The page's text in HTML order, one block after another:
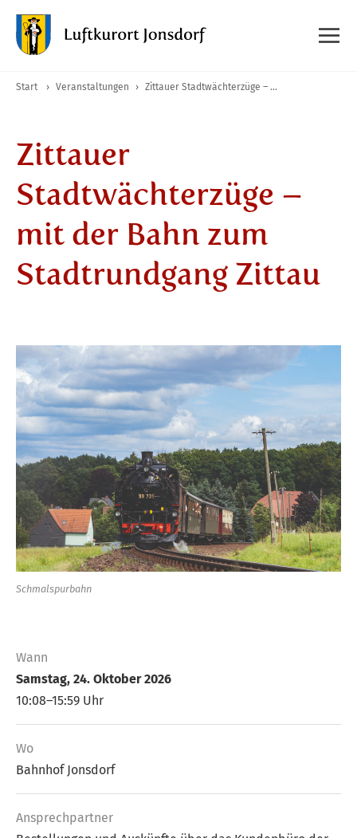
Start › Veranstaltungen › Zittauer Stadtwächterzüge – mit der Bahn zum Stadtrundgang Zittau
Zittauer
Stadtwächterzüge –
mit der Bahn zum
Stadtrundgang Zittau
Schmalspurbahn
Wann
Samstag, 24. Oktober 2026
10:08–15:59 Uhr
Wo
Bahnhof Jonsdorf
Ansprech­partner